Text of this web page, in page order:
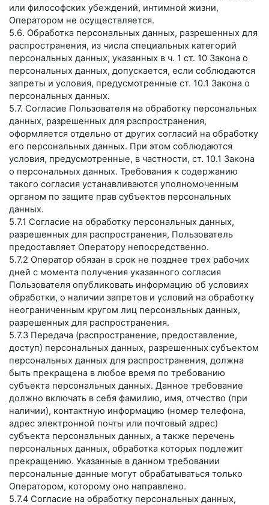
или философских убеждений, интимной жизни,
Оператором не осуществляется.
5.6. Обработка персональных данных, разрешенных для
распространения, из числа специальных категорий
персональных данных, указанных в ч. 1 ст. 10 Закона о
персональных данных, допускается, если соблюдаются
запреты и условия, предусмотренные ст. 10.1 Закона о
персональных данных.
5.7. Согласие Пользователя на обработку персональных
данных, разрешенных для распространения,
оформляется отдельно от других согласий на обработку
его персональных данных. При этом соблюдаются
условия, предусмотренные, в частности, ст. 10.1 Закона
о персональных данных. Требования к содержанию
такого согласия устанавливаются уполномоченным
органом по защите прав субъектов персональных
данных.
5.7.1 Согласие на обработку персональных данных,
разрешенных для распространения, Пользователь
предоставляет Оператору непосредственно.
5.7.2 Оператор обязан в срок не позднее трех рабочих
дней с момента получения указанного согласия
Пользователя опубликовать информацию об условиях
обработки, о наличии запретов и условий на обработку
неограниченным кругом лиц персональных данных,
разрешенных для распространения.
5.7.3 Передача (распространение, предоставление,
доступ) персональных данных, разрешенных субъектом
персональных данных для распространения, должна
быть прекращена в любое время по требованию
субъекта персональных данных. Данное требование
должно включать в себя фамилию, имя, отчество (при
наличии), контактную информацию (номер телефона,
адрес электронной почты или почтовый адрес)
субъекта персональных данных, а также перечень
персональных данных, обработка которых подлежит
прекращению. Указанные в данном требовании
персональные данные могут обрабатываться только
Оператором, которому оно направлено.
5.7.4 Согласие на обработку персональных данных,